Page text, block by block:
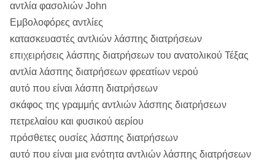
αντλία φασολιών John
Εμβολοφόρες αντλίες
κατασκευαστές αντλιών λάσπης διατρήσεων
επιχειρήσεις λάσπης διατρήσεων του ανατολικού Τέξας
αντλία λάσπης διατρήσεων φρεατίων νερού
αυτό που είναι λάσπη διατρήσεων
σκάφος της γραμμής αντλιών λάσπης διατρήσεων
πετρελαίου και φυσικού αερίου
πρόσθετες ουσίες λάσπης διατρήσεων
αυτό που είναι μια ενότητα αντλιών λάσπης διατρήσεων